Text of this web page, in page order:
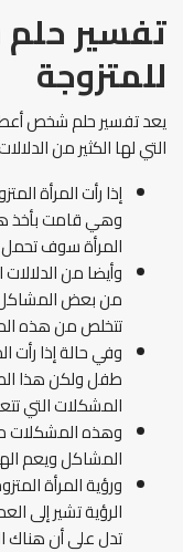
تفسير
للمتزوجة
يعد تفسير حلم شخص
التي لها الكثير من
إذا رأت المرأة
وهي قامت بأخذ
المرأة سوف
وأيضا من
من بعض المشاكل
تتخلص من هذه
وفي حالة إذا رأت
طفل ولكن هذا
المشكلات التي
وهذه المشكلات
المشاكل ويعم
ورؤية المرأة
الرؤية تشير إلى
تدل على أن هناك